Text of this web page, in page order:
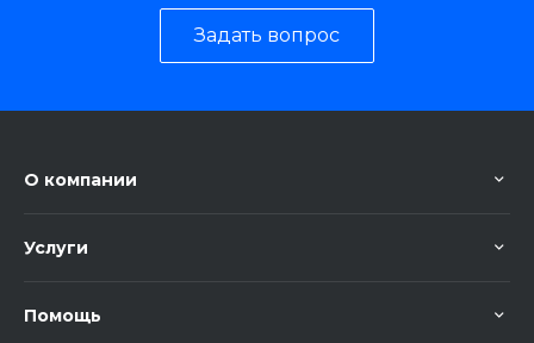
Задать вопрос
О компании
Услуги
Помощь